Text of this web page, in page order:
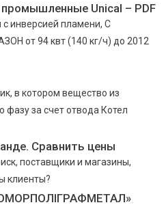
Unical – PDF
инверсией пламени, С
от 94 квт (140 кг/ч) до 2012
в котором вещество из
за счет отвода Котел
Сравнить цены
поставщики и магазины,
клиенты?